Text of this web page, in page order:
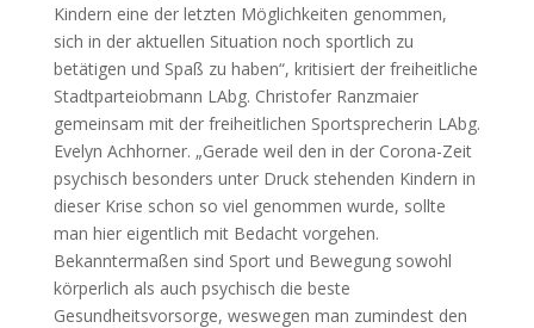
Kindern eine der letzten Möglichkeiten genommen,
sich in der aktuellen Situation noch sportlich zu
betätigen und Spaß zu haben“, kritisiert der freiheitliche
Stadtparteiobmann LAbg. Christofer Ranzmaier
gemeinsam mit der freiheitlichen Sportsprecherin LAbg.
Evelyn Achhorner. „Gerade weil den in der Corona-Zeit
psychisch besonders unter Druck stehenden Kindern in
dieser Krise schon so viel genommen wurde, sollte
man hier eigentlich mit Bedacht vorgehen.
Bekanntermaßen sind Sport und Bewegung sowohl
körperlich als auch psychisch die beste
Gesundheitsvorsorge, weswegen man zumindest den